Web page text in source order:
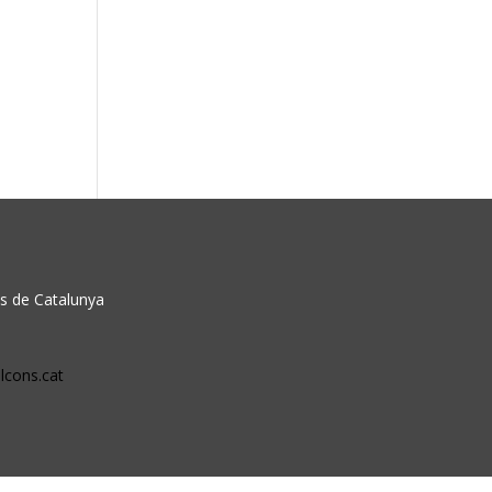
de Catalunya